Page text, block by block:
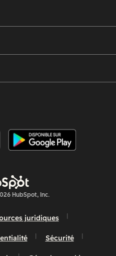
HubSpot, Inc.
juridiques
Sécurité